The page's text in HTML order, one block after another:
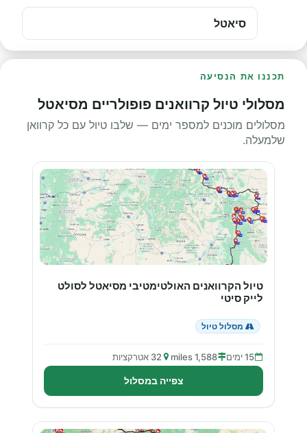
סיאטל
תכננו את הנסיעה
מסלולי טיול קרוואנים פופולריים מסיאטל
מסלולים מוכנים למספר ימים — שלבו טיול עם כל קרוואן
שלמעלה.
טיול הקרוואנים האולטימטיבי מסיאטל לסולט
לייק סיטי
מסלול טיול
15 ימים 1,588 miles 32 אטרקציות
צפייה במסלול